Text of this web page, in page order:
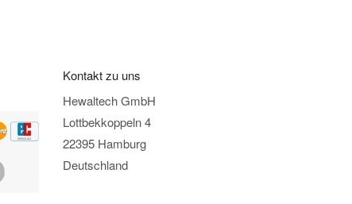
Kontakt zu uns
Hewaltech GmbH
Lottbekkoppeln 4
22395 Hamburg
Deutschland